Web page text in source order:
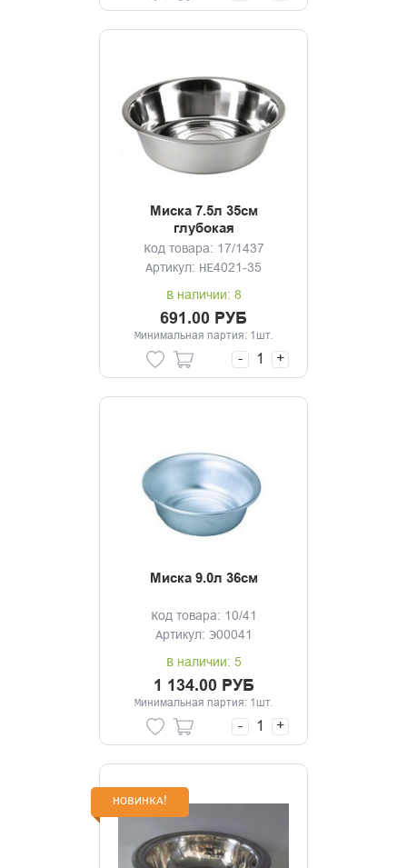
Миска 7.5л 35см
глубокая
Код товара: 17/1437
Артикул: HE4021-35
В наличии: 8
691.00 РУБ
Минимальная партия: 1шт.
- +
Миска 9.0л 36см
Код товара: 10/41
Артикул: Э00041
В наличии: 5
1 134.00 РУБ
Минимальная партия: 1шт.
- +
НОВИНКА!